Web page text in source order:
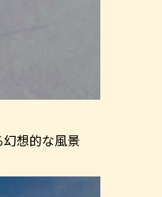
想的な風景